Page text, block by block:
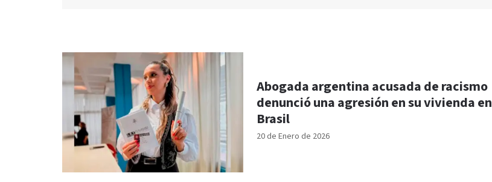
20 de Enero de 2026
Abogada argentina acusada de racismo
denunció una agresión en su vivienda en
Brasil